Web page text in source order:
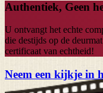
Authentiek, Geen
U ontvangt het echte
die destijds op de
certificaat van echtheid!
Neem een kijkje in